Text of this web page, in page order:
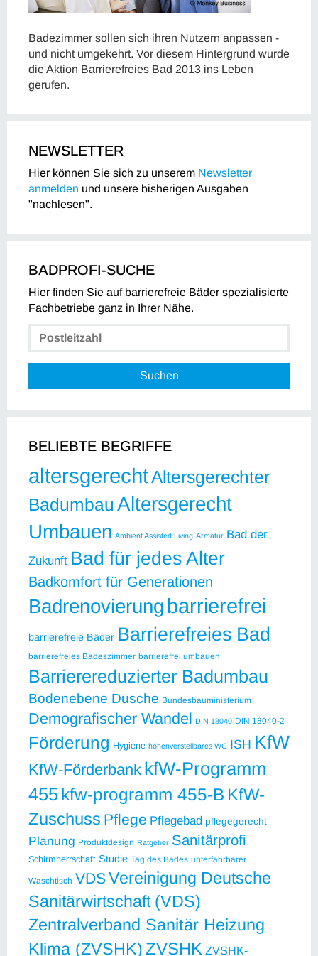
Badezimmer sollen sich ihren Nutzern anpassen -
und nicht umgekehrt. Vor diesem Hintergrund wurde
die Aktion Barrierefreies Bad 2013 ins Leben
gerufen.
NEWSLETTER
Hier können Sie sich zu unserem Newsletter
anmelden und unsere bisherigen Ausgaben
"nachlesen".
BADPROFI-SUCHE
Hier finden Sie auf barrierefreie Bäder spezialisierte
Fachbetriebe ganz in Ihrer Nähe.
Suchen
BELIEBTE BEGRIFFE
altersgerechtAltersgerechter
Badumbau Altersgerecht
Umbauen Ambient Assisted Living Armatur Bad der
Zukunft Bad für jedes Alter
Badkomfort für Generationen
Badrenovierung barrierefrei
barrierefreie Bäder Barrierefreies Bad
barrierefreies Badeszimmer barrierefrei umbauen
Barrierereduzierter Badumbau
Bodenebene Dusche Bundesbauministerium
Demografischer Wandel DIN 18040 DIN 18040-2
Förderung Hygiene höhenverstellbares WC ISH KfW
KfW-Förderbank kfW-Programm
455kfw-programm 455-B KfW-
Zuschuss Pflege Pflegebad pflegegerecht
Planung Produktdesign Ratgeber Sanitärprofi
Schirmherrschaft Studie Tag des Bades unterfahrbarer
Waschtisch VDSVereinigung Deutsche
Sanitärwirtschaft (VDS)
Zentralverband Sanitär Heizung
Klima (ZVSHK)ZVSHK ZVSHK-